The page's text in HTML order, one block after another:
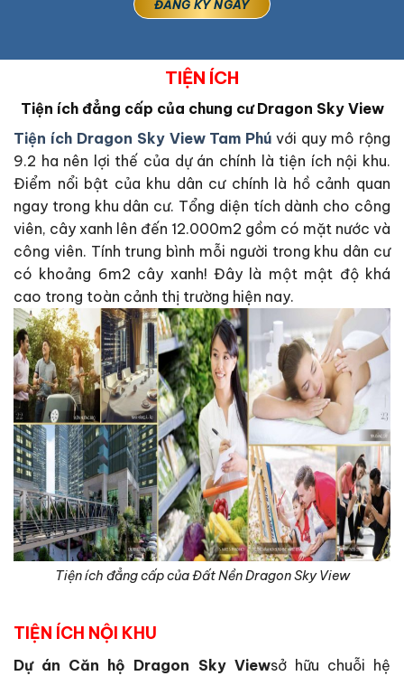
TIỆN ÍCH
Tiện ích đẳng cấp của chung cư Dragon Sky View
Tiện ích Dragon Sky View Tam Phú với quy mô rộng
9.2 ha nên lợi thế của dự án chính là tiện ích nội khu.
Điểm nổi bật của khu dân cư chính là hồ cảnh quan
ngay trong khu dân cư. Tổng diện tích dành cho công
viên, cây xanh lên đến 12.000m2 gồm có mặt nước và
công viên. Tính trung bình mỗi người trong khu dân cư
có khoảng 6m2 cây xanh! Đây là một mật độ khá
cao trong toàn cảnh thị trường hiện nay.
Tiện ích đẳng cấp của Đất Nền Dragon Sky View
TIỆN ÍCH NỘI KHU
Dự án Căn hộ Dragon Sky Viewsở hữu chuỗi hệ